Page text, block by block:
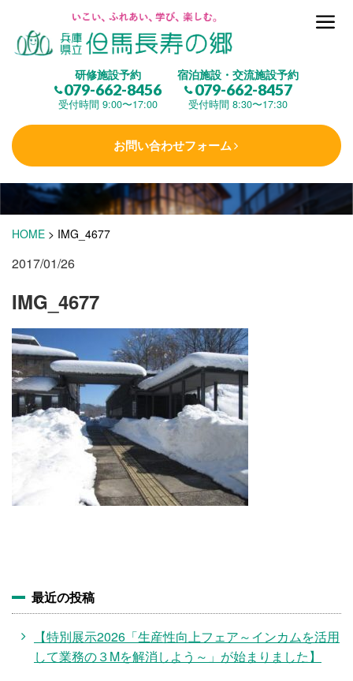
研修施設予約
079-662-8456
受付時間 9:00〜17:00
宿泊施設・交流施設予約
079-662-8457
受付時間 8:30〜17:30
お問い合わせフォーム
但馬長寿の郷とは
(研修施設)
楽しむ
学 ぶ(健康福祉)
泊まる
施設・料金
アクセス
HOME > IMG_4677
2017/01/26
IMG_4677
最近の投稿
【特別展示2026「生産性向上フェア～インカムを活用
して業務の３Mを解消しよう～」が始まりました】